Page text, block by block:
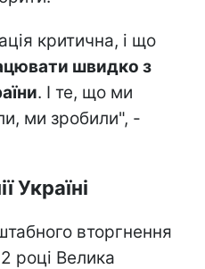
критична, і що
швидко з
. І те, що ми
ми зробили", -
Україні
вторгнення
році Велика